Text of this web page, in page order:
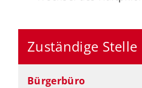
Zuständige Stelle
Bürgerbüro